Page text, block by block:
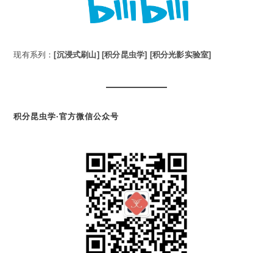
现有系列： [沉浸式刷山] [积分昆虫学] [积分光影实验室]
积分昆虫学·官方微信公众号